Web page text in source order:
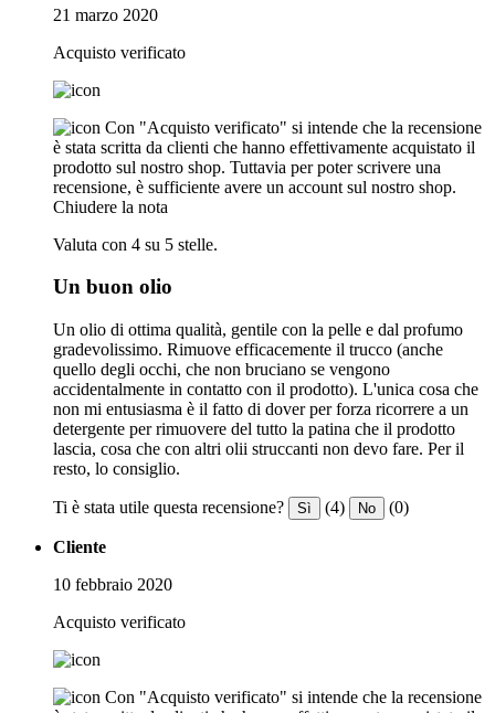
21 marzo 2020
Acquisto verificato
Con "Acquisto verificato" si intende che la recensione
è stata scritta da clienti che hanno effettivamente acquistato il
prodotto sul nostro shop. Tuttavia per poter scrivere una
recensione, è sufficiente avere un account sul nostro shop.
Chiudere la nota
Valuta con 4 su 5 stelle.
Un buon olio
Un olio di ottima qualità, gentile con la pelle e dal profumo
gradevolissimo. Rimuove efficacemente il trucco (anche
quello degli occhi, che non bruciano se vengono
accidentalmente in contatto con il prodotto). L'unica cosa che
non mi entusiasma è il fatto di dover per forza ricorrere a un
detergente per rimuovere del tutto la patina che il prodotto
lascia, cosa che con altri olii struccanti non devo fare. Per il
resto, lo consiglio.
Ti è stata utile questa recensione? Sì (4) No (0)
Cliente
10 febbraio 2020
Acquisto verificato
Con "Acquisto verificato" si intende che la recensione